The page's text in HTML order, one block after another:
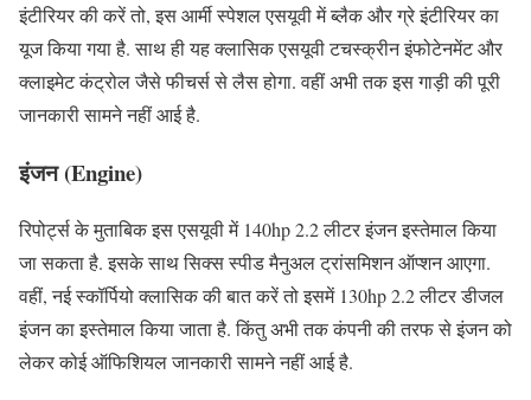
इंटीरियर की करें तो, इस आर्मी स्पेशल एसयूवी में ब्लैक और ग्रे इंटीरियर का
यूज किया गया है. साथ ही यह क्लासिक एसयूवी टचस्क्रीन इंफोटेनमेंट और
क्लाइमेट कंट्रोल जैसे फीचर्स से लैस होगा. वहीं अभी तक इस गाड़ी की पूरी
जानकारी सामने नहीं आई है.
इंजन (Engine)
रिपोर्ट्स के मुताबिक इस एसयूवी में 140hp 2.2 लीटर इंजन इस्तेमाल किया
जा सकता है. इसके साथ सिक्स स्पीड मैनुअल ट्रांसमिशन ऑप्शन आएगा.
वहीं, नई स्कॉर्पियो क्लासिक की बात करें तो इसमें 130hp 2.2 लीटर डीजल
इंजन का इस्तेमाल किया जाता है. किंतु अभी तक कंपनी की तरफ से इंजन को
लेकर कोई ऑफिशियल जानकारी सामने नहीं आई है.